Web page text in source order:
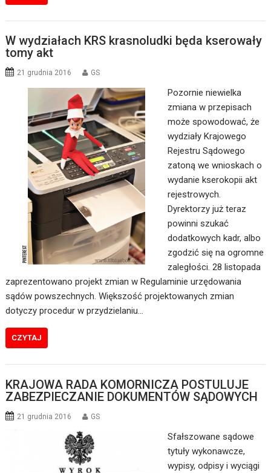
W wydziałach KRS krasnoludki będa kserowały
tomy akt
21 grudnia 2016 GS
Pozornie niewielka
zmiana w przepisach
może spowodować, że
wydziały Krajowego
Rejestru Sądowego
zatoną we wnioskach o
wydanie kserokopii akt
rejestrowych.
Dyrektorzy już teraz
powinni szukać
dodatkowych kadr, albo
zgodzić się na ogromne
zaległości. 28 listopada
zaprezentowano projekt zmian w Regulaminie urzędowania
sądów powszechnych. Większość projektowanych zmian
dotyczy procedur w przydzielaniu…
CZYTAJ
KRAJOWA RADA KOMORNICZA POSTULUJE
ZABEZPIECZANIE DOKUMENTÓW SĄDOWYCH
21 grudnia 2016 GS
Sfałszowane sądowe
tytuły wykonawcze,
wypisy, odpisy i wyciągi